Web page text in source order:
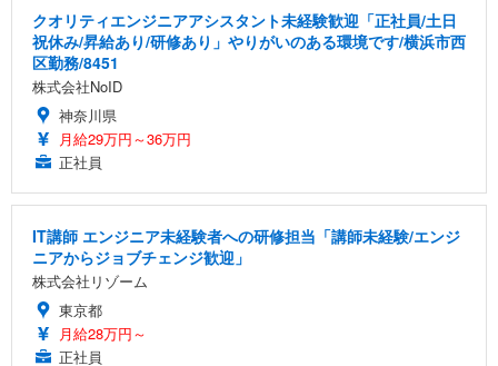
クオリティエンジニアアシスタント未経験歓迎「正社員/土日
祝休み/昇給あり/研修あり」やりがいのある環境です/横浜市西
区勤務/8451
株式会社NoID
神奈川県
月給29万円～36万円
正社員
IT講師 エンジニア未経験者への研修担当「講師未経験/エンジ
ニアからジョブチェンジ歓迎」
株式会社リゾーム
東京都
月給28万円～
正社員